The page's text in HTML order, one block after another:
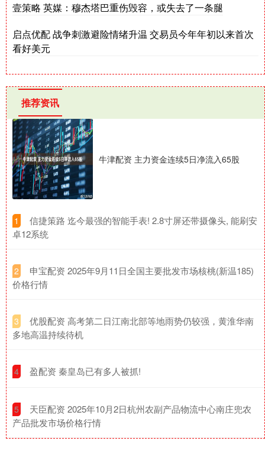
壹策略 英媒：穆杰塔巴重伤毁容，或失去了一条腿
启点优配 战争刺激避险情绪升温 交易员今年年初以来首次
看好美元
推荐资讯
牛津配资 主力资金连续5日净流入65股
1
​信捷策路 迄今最强的智能手表! 2.8寸屏还带摄像头, 能刷安
卓12系统
2
​申宝配资 2025年9月11日全国主要批发市场核桃(新温185)
价格行情
3
​优股配资 高考第二日江南北部等地雨势仍较强，黄淮华南
多地高温持续待机
4 ​盈配资 秦皇岛已有多人被抓!
5
​天臣配资 2025年10月2日杭州农副产品物流中心南庄兜农
产品批发市场价格行情